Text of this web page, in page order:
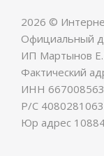
2026 ©
Официальный
ИП Мартынов
Фактический
ИНН
Р/С
Юр адрес